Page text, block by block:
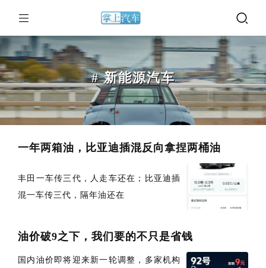
# 新能源汽车
一年两箱油，比亚迪插混反向拿捏两桶油
丰田一车传三代，人走车还在；比亚迪插
混一车传三代，隔年油还在
油价破9之下，我们要的不只是省钱
国内油价即将迎来新一轮调整，多家机构